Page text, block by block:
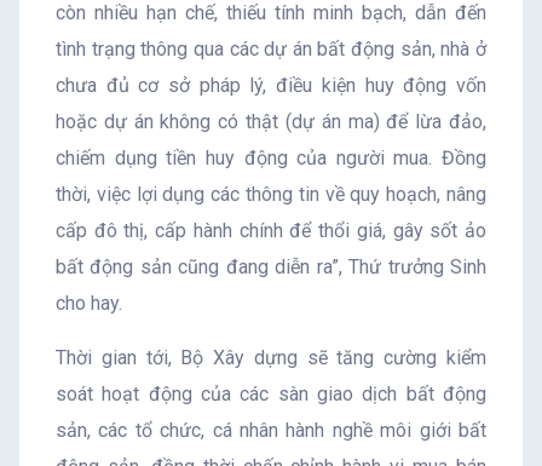
còn nhiều hạn chế, thiếu tính minh bạch, dẫn đến
tình trạng thông qua các dự án bất động sản, nhà ở
chưa đủ cơ sở pháp lý, điều kiện huy động vốn
hoặc dự án không có thật (dự án ma) để lừa đảo,
chiếm dụng tiền huy động của người mua. Đồng
thời, việc lợi dụng các thông tin về quy hoạch, nâng
cấp đô thị, cấp hành chính để thổi giá, gây sốt ảo
bất động sản cũng đang diễn ra”, Thứ trưởng Sinh
cho hay.
Thời gian tới, Bộ Xây dựng sẽ tăng cường kiểm
soát hoạt động của các sàn giao dịch bất động
sản, các tổ chức, cá nhân hành nghề môi giới bất